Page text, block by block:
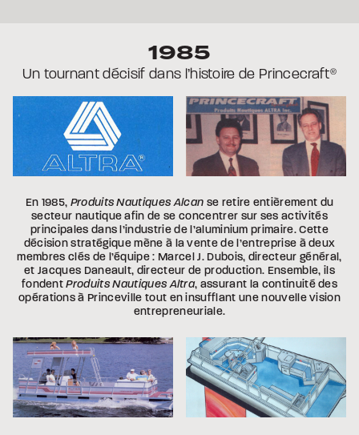
1985
Un tournant décisif dans l’histoirede Princecraft®
En 1985, Produits Nautiques Alcan se retire entièrement du
secteur nautique afin de se concentrer sur ses activités
principales dans l’industrie de l’aluminium primaire. Cette
décision stratégique mène à la vente de l’entreprise à deux
membres clés de l’équipe : Marcel J. Dubois, directeur général,
et Jacques Daneault, directeur de production. Ensemble, ils
fondentProduits Nautiques Altra, assurant la continuité des
opérations à Princeville tout en insufflant une nouvelle vision
entrepreneuriale.